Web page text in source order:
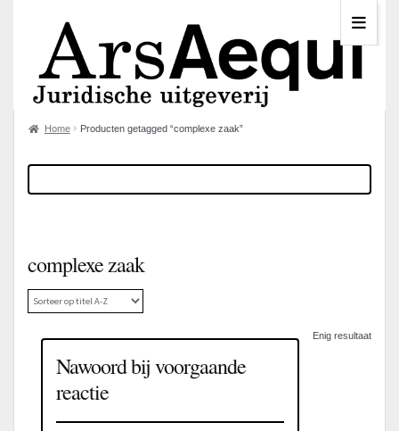
Home Producten getagged “complexe zaak”
complexe zaak
Enig resultaat
Nawoord bij voorgaande
reactie